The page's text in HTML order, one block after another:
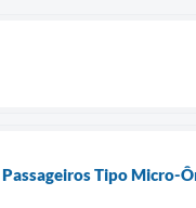
Tipo Micro-